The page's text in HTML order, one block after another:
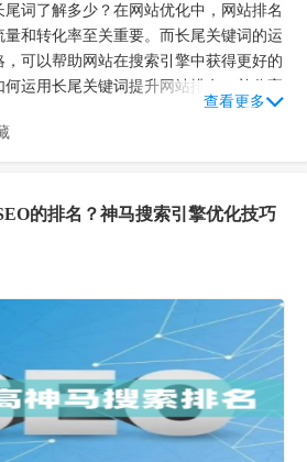
词了解多少？在网站优化中，网站排名
和转化率至关重要。而长尾关键词的运
，可以帮助网站在搜索引擎中获得更好的
运用长尾关键词提升网站排名，并分享
查看更多
的排名？神马搜索引擎优化技巧